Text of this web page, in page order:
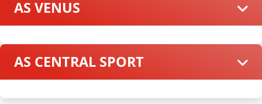
AS VENUS
AS CENTRAL SPORT